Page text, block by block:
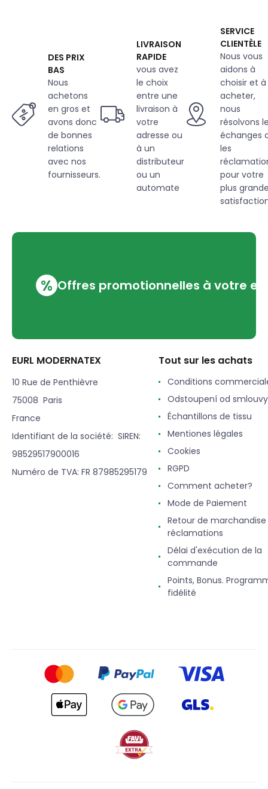
fleurs
DES PRIX
BAS
Nous
achetons
en gros et
avons donc
de bonnes
relations
avec nos
fournisseurs.
LIVRAISON
RAPIDE
vous avez
le choix
entre une
livraison à
votre
adresse ou
à un
distributeur
ou un
automate
SERVICE
CLIENTÈLE
Nous vous
aidons à
choisir et à
acheter,
nous
résolvons
échanges
les
pour votre
plus
% Offres promotionnelles à votre
EURL MODERNATEX
10 Rue de Penthièvre
75008 Paris
France
Identifiant de la société: SIREN:
98529517900016
Numéro de TVA: FR 87985295179
Tout sur les achats
Conditions
Odstoupení od smlouvy
Échantillons de tissu
Mentiones légales
Cookies
RGPD
Comment acheter?
Mode de Paiement
Retour de
réclamations
Délai d'exécution de la
commande
Points, Bonus.
fidélité